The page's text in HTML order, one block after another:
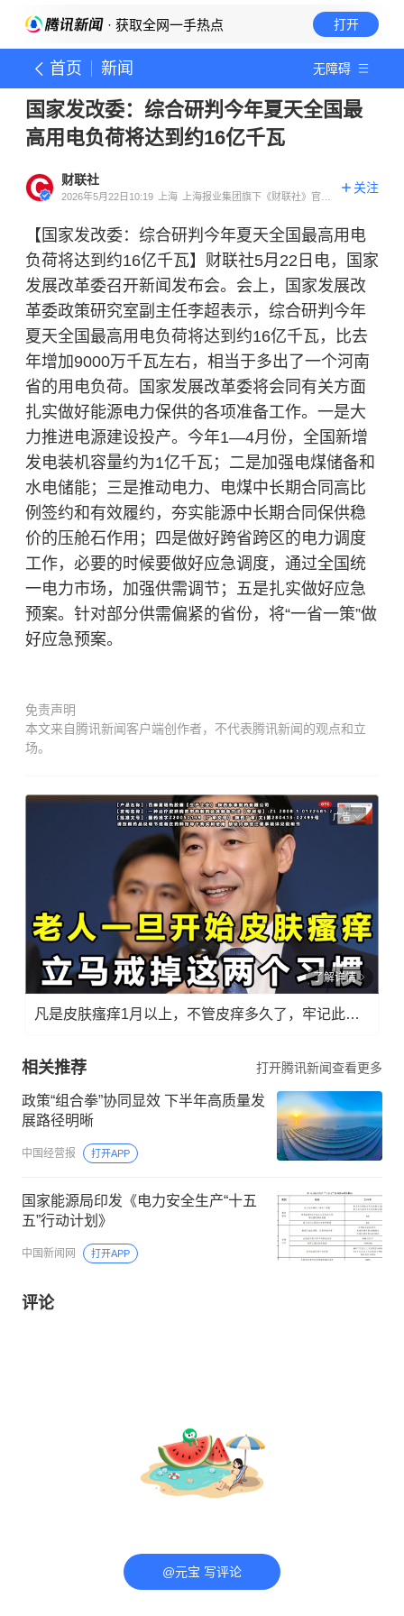
· 获取全网一手热点 打开
首页 新闻 无障碍
国家发改委：综合研判今年夏天全国最
高用电负荷将达到约16亿千瓦
财联社
2026年5月22日10:19 上海
上海报业集团旗下《财联社》官方
关注
【国家发改委：综合研判今年夏天全国最高用电
负荷将达到约16亿千瓦】财联社5月22日电，国家
发展改革委召开新闻发布会。会上，国家发展改
革委政策研究室副主任李超表示，综合研判今年
夏天全国最高用电负荷将达到约16亿千瓦，比去
年增加9000万千瓦左右，相当于多出了一个河南
省的用电负荷。国家发展改革委将会同有关方面
扎实做好能源电力保供的各项准备工作。一是大
力推进电源建设投产。今年1—4月份，全国新增
发电装机容量约为1亿千瓦；二是加强电煤储备和
水电储能；三是推动电力、电煤中长期合同高比
例签约和有效履约，夯实能源中长期合同保供稳
价的压舱石作用；四是做好跨省跨区的电力调度
工作，必要的时候要做好应急调度，通过全国统
一电力市场，加强供需调节；五是扎实做好应急
预案。针对部分供需偏紧的省份，将“一省一策”做
好应急预案。
免责声明
本文来自腾讯新闻客户端创作者，不代表腾讯新闻的观点和立
场。
广告
了解详情
凡是皮肤瘙痒1月以上，不管皮痒多久了，牢记此法，快！准！狠！
相关推荐 打开腾讯新闻查看更多
政策“组合拳”协同显效 下半年高质量发
展路径明晰
中国经营报 打开APP
国家能源局印发《电力安全生产“十五
五”行动计划》
中国新闻网 打开APP
评论
@元宝 写评论